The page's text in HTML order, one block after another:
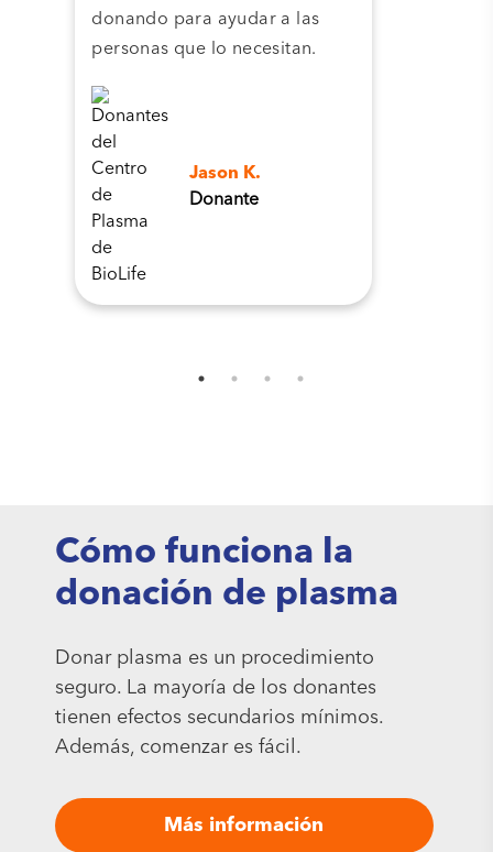
donando para ayudar a las
personas que lo necesitan.
Jason K.
Donante
Cómo funciona la
donación de plasma
Donar plasma es un procedimiento
seguro. La mayoría de los donantes
tienen efectos secundarios mínimos.
Además, comenzar es fácil.
Más información